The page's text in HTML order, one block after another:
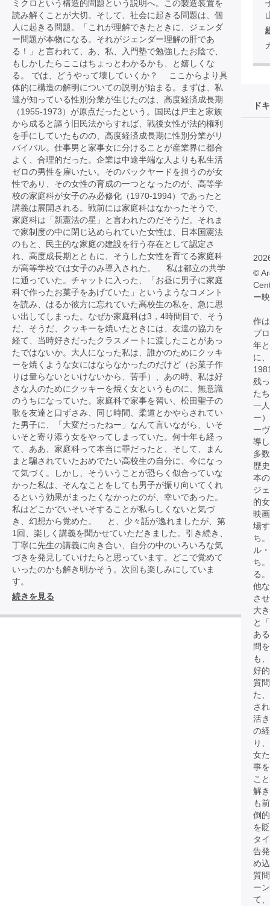
ミクロという構造的問題という説明へ。この製造装置を
読み解くことが大切。そして、社会に起きる問題は、個
人に起きる問題。「これが理解できたときに、ジェンダ
ー問題が本物になる。それがジェンダー理解の肝であ
る！」と言われて、あ、私、入門塾で勉強したお陰で、
もしかしたらここはちょっとわかるかも、と嬉しくな
る。 では、どうやって壊していくか？ ここからより具
体的に構造の解明についての説明が始まる。まずは、私
達が知っている性別分業が生じたのは、高度経済成長期
（1955-1973）が原点だったという。国民は戸主と家族
から成ると謳う旧民法からすれば、戦後女性が法的権利
を手にしていたものの、高度経済成長期に性別分業がリ
バイバル。仕事男と家事女に分けることが産業界に都合
よく、合理的だった。企業は中途半端な人よりも私生活
ゼロの男性を雇いたい。そのバックヤードを担うのが女
性であり、その女性の育成の一つとなったのが、高等学
校の家庭科が女子のみ必修化（1970-1994）であったと
講義は展開される。戦前には家庭科はなかったそうで、
家庭科は「新憲法の星」と言われたのだそうだ。それま
で家制度の中に閉じ込められていた女性は、日本国憲法
のもと、民主的な家庭の建設を行う存在として認定さ
れ、高度成長期とともに、そうした女性を育てる家庭科
が高等学校では女子のみ導入された。 私は都立の共学
に通っていた。チャットに入った、「お昼に男子に家庭
科で作ったお菓子をあげていた」というようなコメント
を読み、はるか彼方に忘れていた高校生の私を、急に思
い出してしまった。なぜか家庭科は3，4時間目で、そう
だ、そうだ、クッキーを焼いたときには、友達の協力を
経て、当時好きだったクラスメートに渡したことがあっ
たではないか。大人になった私は、誰かのためにクッキ
ーを焼くような女にはならなかったのだけど（お菓子作
りは量らないといけないから、苦手）、あの時、私は好
きな人のためにクッキーを焼く女というものに、無意識
のうちになっていた。家庭科で家事を習い、松田聖子の
歌を友達と口ずさみ、同じ時間、柔道とかやらされてい
た男子に、「大変だったねー」なんて言いながら、いそ
いそと寄り添う女をやってしまっていた。何十年も経っ
て、ああ、家庭科って本当に罪だったと、そして、まん
まと騙されていたおめでたい高校生の自分に、今になっ
て気づく。しかし、そういうことが恐らく似合っていな
かった私は、そんなことをしても男子が振り向いてくれ
るという効果がまったくなかったのが、幸いであった。
私はどこかでいそいそすることが私らしくないと気づ
き、幻想から覚めた。 と、少々話が逸れましたが、第
1回、楽しく講義を聞かせていただきました。引き続き、
丁寧に先生の講義に向き合い、自分の中のいろいろな気
づきを発見していけたらと思っています。どこで覚めて
いったのかも解き明かそう。次回も楽しみにしていま
す。
続きを見る
ド
©
ー
作
プ
年
に
残
た
一
ー
ー
導
多
歴
本
ジ
的
映
場
ち
ル
ち
る
他
さ
大
と
あ
問
も
好
質
た
さ
活
の
り
女
事
こ
解
も
倒
を
タ
告
め
質
ー
て